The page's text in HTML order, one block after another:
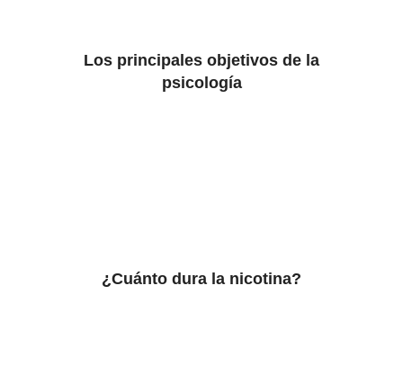
Los principales objetivos de la
psicología
¿Cuánto dura la nicotina?